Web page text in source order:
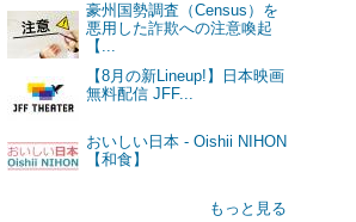
豪州国勢調査（Census）を
悪用した詐欺への注意喚起
【...
【8月の新Lineup!】日本映画
無料配信 JFF...
おいしい日本 - Oishii NIHON
【和食】
もっと見る